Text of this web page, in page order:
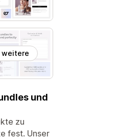
weitere
und
zu
fest. Unser